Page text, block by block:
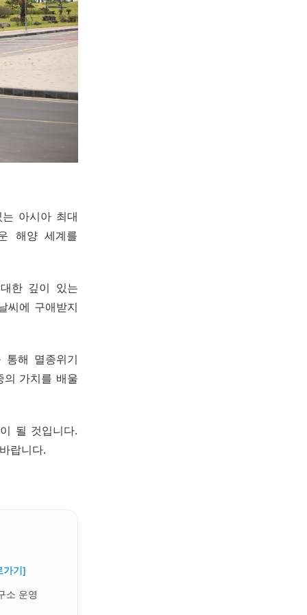
아시아 최대
해양 세계를
한 깊이 있는
씨에 구애받지
통해 멸종위기
의 가치를 배울
될 것입니다.
랍니다.
가기]
소 운영